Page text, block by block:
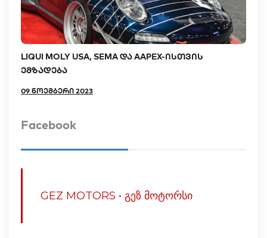
LIQUI MOLY USA, SEMA და AAPEX-ისთვის
ემზადება
09 ნოემბერი 2023
Facebook
GEZ MOTORS • გეზ მოტორსი